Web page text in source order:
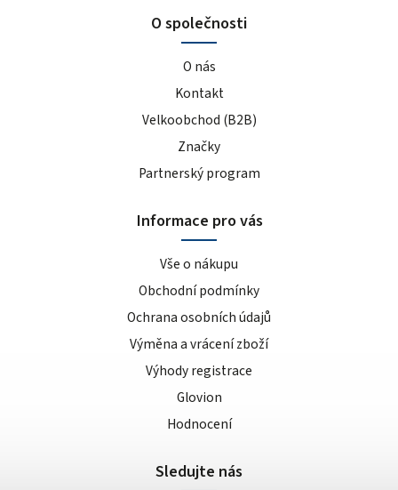
O společnosti
O nás
Kontakt
Velkoobchod (B2B)
Značky
Partnerský program
Informace pro vás
Vše o nákupu
Obchodní podmínky
Ochrana osobních údajů
Výměna a vrácení zboží
Výhody registrace
Glovion
Hodnocení
Sledujte nás